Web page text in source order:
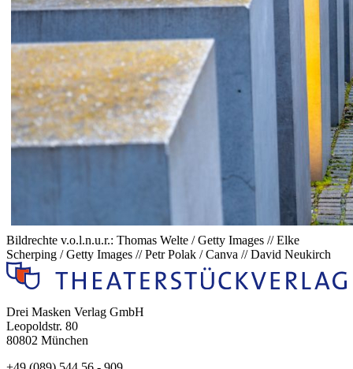
Bildrechte v.o.l.n.u.r.: Thomas Welte / Getty Images // Elke
Scherping / Getty Images // Petr Polak / Canva // David Neukirch
Drei Masken Verlag GmbH
Leopoldstr. 80
80802 München